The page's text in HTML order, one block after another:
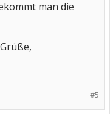
man die
#5